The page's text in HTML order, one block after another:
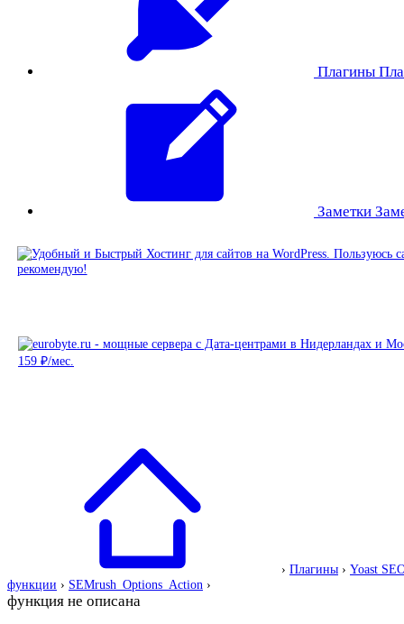
Плагины
Заметки
› Плагины › Yoast
функции › SEMrush_Options_Action ›
функция не описана